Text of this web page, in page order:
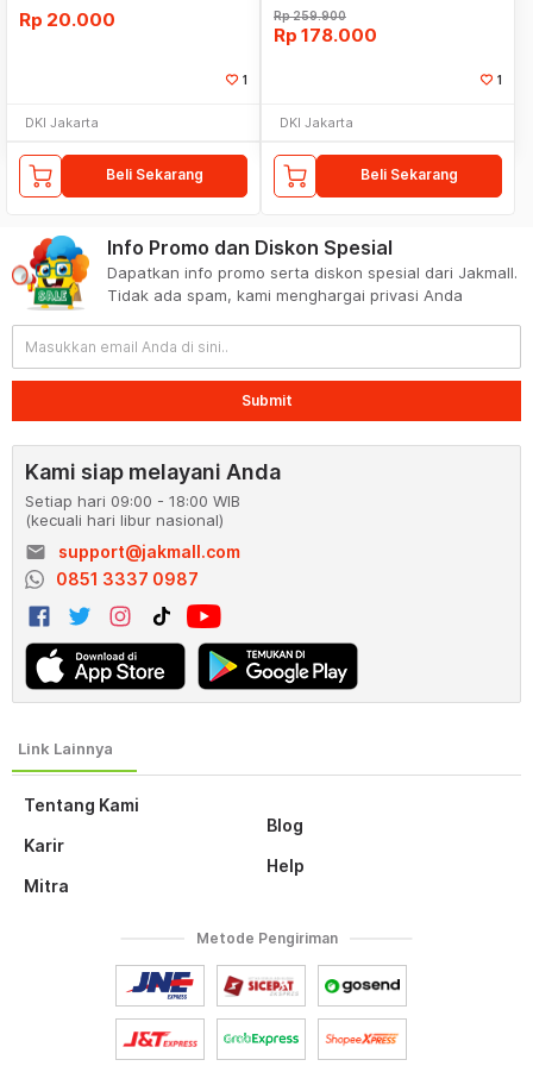
Rp 20.000
1
DKI Jakarta
Beli Sekarang
Rp259.900
Rp 178.000
1
DKI Jakarta
Beli Sekarang
Tentang Kami
Karir
Mitra
Blog
Help
Info Promo dan Diskon Spesial
Dapatkan info promo serta diskon spesial dari Jakmall.
Tidak ada spam, kami menghargai privasi Anda
Submit
Kami siap melayani Anda
Setiap hari 09:00 - 18:00 WIB
(kecuali hari libur nasional)
email
support@jakmall.com
0851 3337 0987
Metode Pengiriman